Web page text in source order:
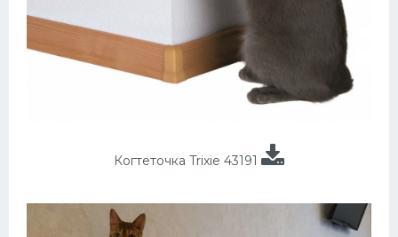
Когтеточка Trixie 43191